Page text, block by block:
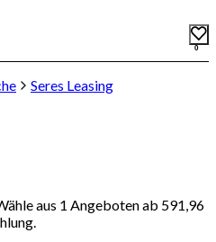
0
Seres Leasing
aus 1 Angeboten ab 591,96